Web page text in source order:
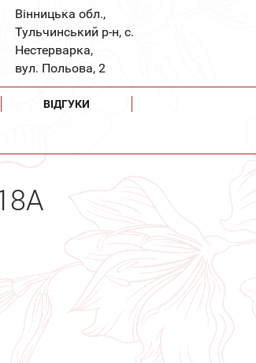
Вінницька обл.,
Тульчинський р-н, с.
Нестерварка,
вул. Польова, 2
ВІДГУКИ